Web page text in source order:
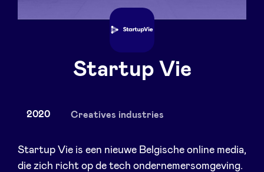
Agenda
Over ons
Nieuws
Startup Vie
2020 Creatives industries
Startup Vie is een nieuwe Belgische online media,
die zich richt op de tech ondernemersomgeving.